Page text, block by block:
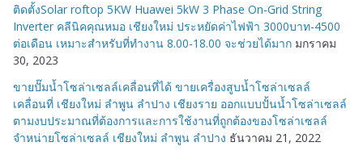
ติดตั้งSolar roftop 5KW Huawei 5kW 3 Phase On-Grid String
Inverter คลีนิคคุณหมอ เชียงใหม่ ประหยัดค่าไฟฟ้า 3000บาท-4500
ต่อเดือน เหมาะสำหรับที่ทำงาน 8.00-18.00 จะช่วยได้มาก มกราคม
30, 2023
ขายปั๊มน้ำโซล่าเซลล์เคลื่อนที่ได้ ขายเครื่องสูบน้ำโซล่าเซลล์
เคลื่อนที่ เชียงใหม่ ลำพูน ลำปาง เชียงราย ออกแบบปั้นน้ำโซล่าเซลล์
ตามงบประมาณที่ต้องการและการใช้งานที่ถูกต้องของโซล่าเซลล์
จำหน่ายโซล่าเซลล์ เชียงใหม่ ลำพูน ลำปาง ธันวาคม 21, 2022